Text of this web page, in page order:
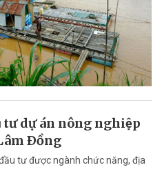
tư dự án nông nghiệp
Ðồng
tư được ngành chức năng, địa